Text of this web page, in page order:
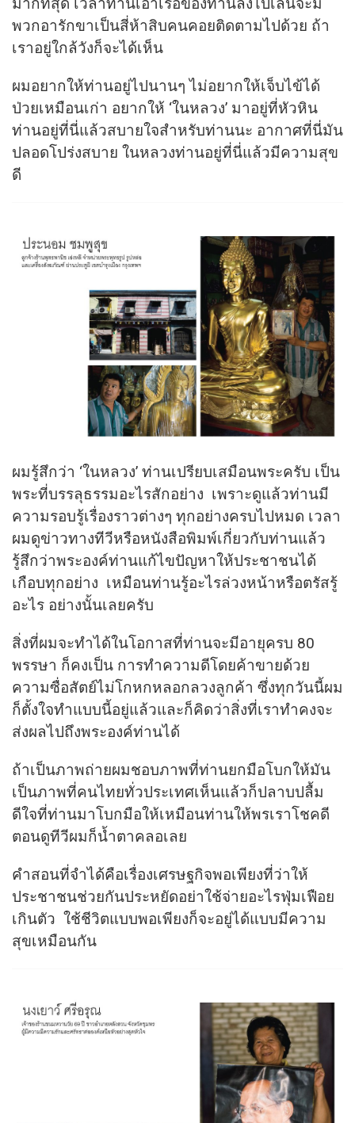
มากที่สุด เวลาท่านเอาเรือของท่านลงไปเล่นจะมี
พวกอารักขาเป็นสี่ห้าสิบคนคอยติดตามไปด้วย ถ้า
เราอยู่ใกล้วังก็จะได้เห็น
ผมอยากให้ท่านอยู่ไปนานๆ ไม่อยากให้เจ็บไข้ได้
ป่วยเหมือนเก่า อยากให้ ‘ในหลวง’ มาอยู่ที่หัวหิน
ท่านอยู่ที่นี่แล้วสบายใจสำหรับท่านนะ อากาศที่นี่มัน
ปลอดโปร่งสบาย ในหลวงท่านอยู่ที่นี่แล้วมีความสุข
ดี
ผมรู้สึกว่า ‘ในหลวง’ ท่านเปรียบเสมือนพระครับ เป็น
พระที่บรรลุธรรมอะไรสักอย่าง เพราะดูแล้วท่านมี
ความรอบรู้เรื่องราวต่างๆ ทุกอย่างครบไปหมด เวลา
ผมดูข่าวทางทีวีหรือหนังสือพิมพ์เกี่ยวกับท่านแล้ว
รู้สึกว่าพระองค์ท่านแก้ไขปัญหาให้ประชาชนได้
เกือบทุกอย่าง เหมือนท่านรู้อะไรล่วงหน้าหรือตรัสรู้
อะไร อย่างนั้นเลยครับ
สิ่งที่ผมจะทำได้ในโอกาสที่ท่านจะมีอายุครบ 80
พรรษา ก็คงเป็น การทำความดีโดยค้าขายด้วย
ความซื่อสัตย์ไม่โกหกหลอกลวงลูกค้า ซึ่งทุกวันนี้ผม
ก็ตั้งใจทำแบบนี้อยู่แล้วและก็คิดว่าสิ่งที่เราทำคงจะ
ส่งผลไปถึงพระองค์ท่านได้
ถ้าเป็นภาพถ่ายผมชอบภาพที่ท่านยกมือโบกให้มัน
เป็นภาพที่คนไทยทั่วประเทศเห็นแล้วก็ปลาบปลื้ม
ดีใจที่ท่านมาโบกมือให้เหมือนท่านให้พรเราโชคดี
ตอนดูทีวีผมก็น้ำตาคลอเลย
คำสอนที่จำได้คือเรื่องเศรษฐกิจพอเพียงที่ว่าให้
ประชาชนช่วยกันประหยัดอย่าใช้จ่ายอะไรฟุ่มเฟือย
เกินตัว ใช้ชีวิตแบบพอเพียงก็จะอยู่ได้แบบมีความ
สุขเหมือนกัน